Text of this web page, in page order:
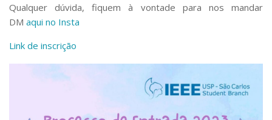
Extensão à Comunidade
Artes, Cultura e Esportes
Museus e Espaços Interativos
Qualquer dúvida, fiquem à vontade para nos mandar
DM aqui no Insta
Link de inscrição